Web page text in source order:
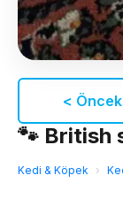
<
🐾 British
Kedi & Köpek ›